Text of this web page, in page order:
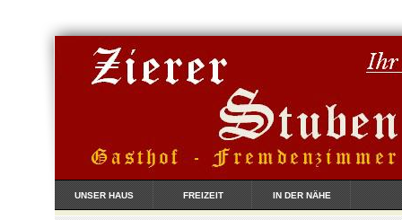
UNSER HAUS FREIZEIT IN DER NÄHE